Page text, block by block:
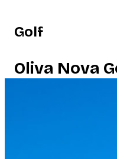
Golf
Oliva Nova